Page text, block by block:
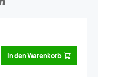
In den Warenkorb